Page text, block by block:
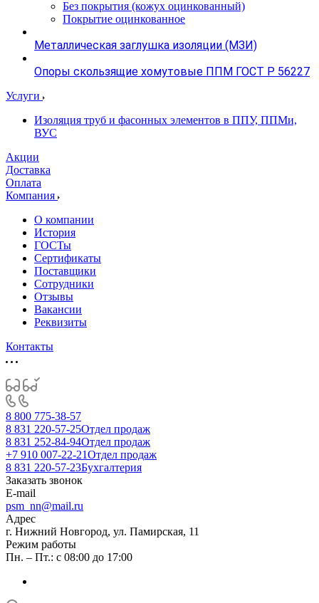
Без покрытия (кожух оцинкованный)
Покрытие оцинкованное
Металлическая заглушка изоляции (МЗИ)
Опоры скользящие хомутовые ППМ ГОСТ Р 56227
Услуги
Изоляция труб и фасонных элементов в ППУ, ППМи,
ВУС
Акции
Доставка
Оплата
Компания
О компании
История
ГОСТы
Сертификаты
Поставщики
Сотрудники
Отзывы
Вакансии
Реквизиты
Контакты
8 800 775-38-57
8 831 220-57-25Отдел продаж
8 831 252-84-94Отдел продаж
+7 910 007-22-21Отдел продаж
8 831 220-57-23Бухгалтерия
Заказать звонок
E-mail
psm_nn@mail.ru
Адрес
г. Нижний Новгород, ул. Памирская, 11
Режим работы
Пн. – Пт.: с 08:00 до 17:00